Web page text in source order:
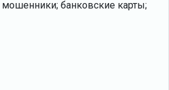
мошенники; банковские карты;